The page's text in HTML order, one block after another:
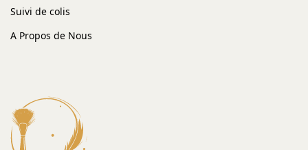
Suivi de colis
A Propos de Nous